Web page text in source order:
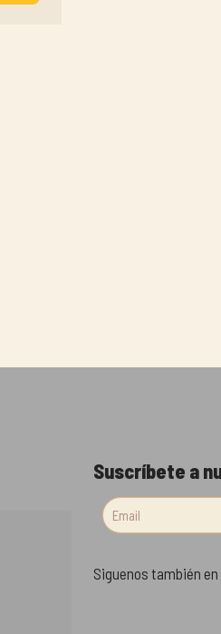
Suscríbete a
Siguenos también